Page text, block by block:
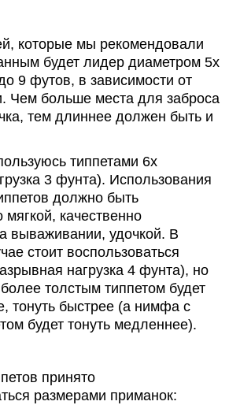
которые мы рекомендовали
будет лидер диаметром 5х
9 футов, в зависимости от
Чем больше места для заброса
тем длиннее должен быть и
типпетами 6х
3 фунта). Использования
должно быть
мягкой, качественно
вываживании, удочкой. В
стоит воспользоваться
нагрузка 4 фунта), но
толстым типпетом будет
тонуть быстрее (а нимфа с
будет тонуть медленнее).
принято
размерами приманок: